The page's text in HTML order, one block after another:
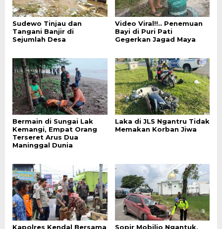
Sudewo Tinjau dan
Tangani Banjir di
Sejumlah Desa
Video Viral!!.. Penemuan
Bayi di Puri Pati
Gegerkan Jagad Maya
Bermain di Sungai Lak
Kemangi, Empat Orang
Terseret Arus Dua
Maninggal Dunia
Laka di JLS Ngantru Tidak
Memakan Korban Jiwa
Kapolres Kendal Bersama Sopir Mobilio Ngantuk,